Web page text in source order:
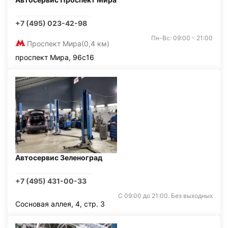
+7 (495) 023-42-98
Проспект Мира(0,4 км)
Пн-Вс: 09:00 - 21:00
проспект Мира, 96с16
Автосервис Зеленоград
+7 (495) 431-00-33
С 09:00 до 21:00. Без выходных
Сосновая аллея, 4, стр. 3